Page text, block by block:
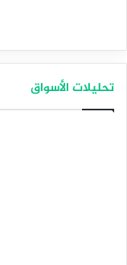
تحليلات الأسواق